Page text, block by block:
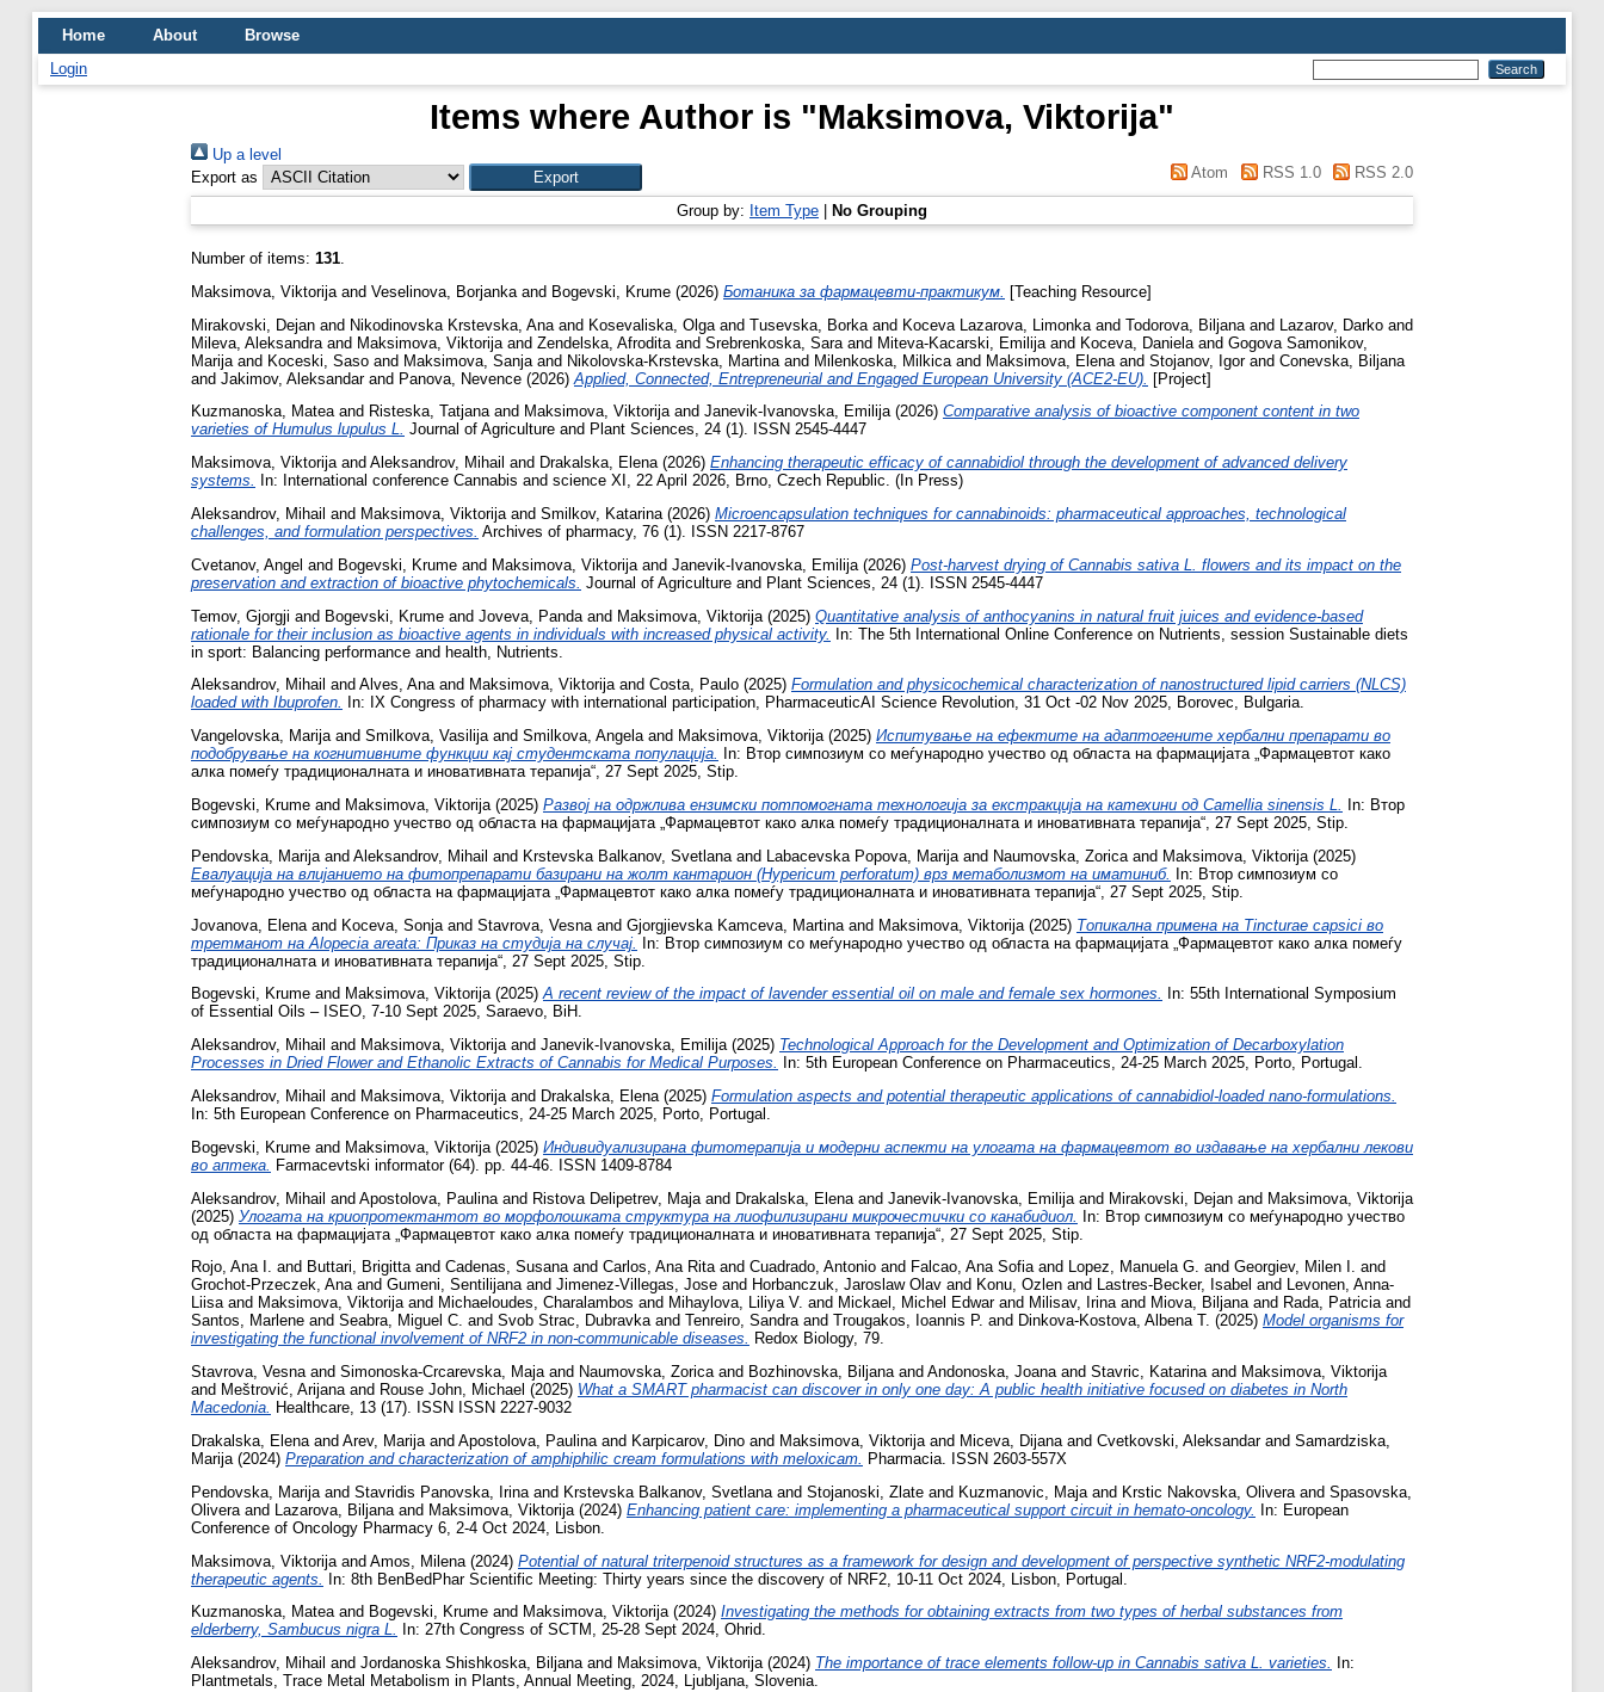
Home About
Browse
Login
Items where Author is "Maksimova, Viktorija"
Up a level
Export as
Atom RSS 1.0 RSS 2.0
Group by: Item Type No Grouping
Number of items: 131.
Maksimova, Viktorija and Veselinova, Borjanka and Bogevski, Krume (2026) Ботаника за фармацевти-практикум.
[Teaching Resource]
Mirakovski, Dejan and Nikodinovska Krstevska, Ana and Kosevaliska, Olga and Tusevska, Borka and Koceva Lazarova, Limonka and Todorova, Biljana and Lazarov, Darko and
Mileva, Aleksandra and Maksimova, Viktorija and Zendelska, Afrodita and Srebrenkoska, Sara and Miteva-Kacarski, Emilija and Koceva, Daniela and Gogova Samonikov,
Marija and Koceski, Saso and Maksimova, Sanja and Nikolovska-Krstevska, Martina and Milenkoska, Milkica and Maksimova, Elena and Stojanov, Igorand Conevska, Biljana
and Jakimov, Aleksandarand Panova, Nevence (2026) Applied, Connected, Entrepreneurial and Engaged European University (ACE2-EU). [Project]
Kuzmanoska, Mateaand Risteska, Tatjanaand Maksimova, Viktorijaand Janevik-Ivanovska, Emilija(2026) Comparative analysis of bioactive component content in two
varieties of Humulus lupulus L. Journal of Agriculture and Plant Sciences, 24 (1). ISSN 2545-4447
Maksimova, Viktorijaand Aleksandrov, Mihail and Drakalska, Elena(2026) Enhancing therapeutic efficacy of cannabidiol through the development of advanced delivery
systems.
In: International conference Cannabis and science XI, 22 April 2026, Brno, Czech Republic. (In Press)
Aleksandrov, Mihail and Maksimova, Viktorija and Smilkov, Katarina (2026) Microencapsulation techniques for cannabinoids: pharmaceutical approaches, technological
challenges, and formulation perspectives. Archives of pharmacy, 76 (1). ISSN 2217-8767
Cvetanov, Angel and Bogevski, Krume and Maksimova, Viktorija and Janevik-Ivanovska, Emilija (2026) Post-harvest drying of Cannabis sativa L. flowers and its impact on the
preservation and extraction of bioactive phytochemicals. Journal of Agriculture and Plant Sciences, 24 (1). ISSN 2545-4447
Temov, Gjorgji and Bogevski, Krume and Joveva, Panda and Maksimova, Viktorija (2025) Quantitative analysis of anthocyanins in natural fruit juices and evidence-based
rationale for their inclusion as bioactive agents in individuals with increased physical activity. In: The 5th International Online Conference on Nutrients, session Sustainable diets
in sport: Balancing performance and health, Nutrients.
Aleksandrov, Mihail and Alves, Anaand Maksimova, Viktorijaand Costa, Paulo (2025) Formulation and physicochemical characterization of nanostructured lipid carriers (NLCS)
loaded with Ibuprofen.
In: IX Congress of pharmacy with international participation, PharmaceuticAI Science Revolution, 31 Oct -02 Nov 2025, Borovec, Bulgaria.
Vangelovska, Marijaand Smilkova, Vasilijaand Smilkova, Angelaand Maksimova, Viktorija(2025) Испитување на ефектите на адаптогените хербални препарати во
подобрување на когнитивните функции кај студентската популација.
In: Втор симпозиум со меѓународно учество од областа на фармацијата „Фармацевтот како
алка помеѓу традиционалната и иновативната терапија“, 27 Sept 2025, Stip.
Bogevski, Krume and Maksimova, Viktorija (2025) Развој на одржлива ензимски потпомогната технологија за екстракција на катехини од Camellia sinensis L.
In: Втор
симпозиум со меѓународно учество од областа на фармацијата „Фармацевтот како алка помеѓу традиционалната и иновативната терапија“, 27 Sept 2025, Stip.
Pendovska, Marija and Aleksandrov, Mihail and Krstevska Balkanov, Svetlana and Labacevska Popova, Marija and Naumovska, Zorica and Maksimova, Viktorija (2025)
Евалуација на влијанието на фитопрепарати базирани на жолт кантарион (Hypericum perforatum) врз метаболизмот на иматиниб.
In: Втор симпозиум со
меѓународно учество од областа на фармацијата „Фармацевтот како алка помеѓу традиционалната и иновативната терапија“, 27 Sept 2025, Stip.
Jovanova, Elena and Koceva, Sonja and Stavrova, Vesna and Gjorgjievska Kamceva, Martina and Maksimova, Viktorija (2025) Топикална примена на Tincturae capsici во
третманот на Alopecia areata: Приказ на студија на случај. In: Втор симпозиум со меѓународно учество од областа на фармацијата „Фармацевтот како алка помеѓу
традиционалната и иновативната терапија“, 27 Sept 2025, Stip.
Bogevski, Krume and Maksimova, Viktorija(2025)A recent review of the impact of lavender essential oil on male and female sex hormonеs.
In: 55th International Symposium
of Essential Oils – ISEO, 7-10 Sept 2025, Saraevo, BiH.
Aleksandrov, Mihail and Maksimova, Viktorijaand Janevik-Ivanovska, Emilija(2025) Technological Approach for the Development and Optimization of Decarboxylation
Processes in Dried Flower and Ethanolic Extracts of Cannabis for Medical Purposes.
In: 5th European Conference on Pharmaceutics, 24-25 March 2025, Porto, Portugal.
Aleksandrov, Mihail and Maksimova, Viktorija and Drakalska, Elena (2025) Formulation aspects and potential therapeutic applications of cannabidiol-loaded nano-formulations.
In: 5th European Conference on Pharmaceutics, 24-25 March 2025, Porto, Portugal.
Bogevski, Krume and Maksimova, Viktorija (2025) Индивидуализирана фитотерапија и модерни аспекти на улогата на фармацевтот во издавање на хербални лекови
во аптека.
Farmacevtski informator (64). pp. 44-46. ISSN 1409-8784
Aleksandrov, Mihail and Apostolova, Paulina and Ristova Delipetrev, Maja and Drakalska, Elena and Janevik-Ivanovska, Emilija and Mirakovski, Dejan and Maksimova, Viktorija
(2025) Улогата на криопротектантот во морфолошката структура на лиофилизирани микрочестички со канабидиол. In: Втор симпозиум со меѓународно учество
од областа на фармацијата „Фармацевтот како алка помеѓу традиционалната и иновативната терапија“, 27 Sept 2025, Stip.
Rojo, Ana I. and Buttari, Brigittaand Cadenas, Susanaand Carlos, Ana Ritaand Cuadrado, Antonio and Falcao, Ana Sofiaand Lopez, Manuela G. and Georgiev, Milen I. and
Grochot-Przeczek, Anaand Gumeni, Sentilijanaand Jimenez-Villegas, Jose and Horbanczuk, Jaroslaw Olav and Konu, Ozlen and Lastres-Becker, Isabel and Levonen, Anna-
Liisaand Maksimova, Viktorijaand Michaeloudes, Charalambos and Mihaylova, Liliya V. and Mickael, Michel Edwarand Milisav, Irinaand Miova, Biljanaand Rada, Patriciaand
Santos, Marlene and Seabra, Miguel C. and Svob Strac, Dubravkaand Tenreiro, Sandraand Trougakos, Ioannis P. and Dinkova-Kostova, Albena T. (2025) Model organisms for
investigating the functional involvement of NRF2 in non-communicable diseases. Redox Biology, 79.
Stavrova, Vesnaand Simonoska-Crcarevska, Majaand Naumovska, Zoricaand Bozhinovska, Biljanaand Andonoska, Joanaand Stavric, Katarinaand Maksimova, Viktorija
and Meštrović, Arijanaand Rouse John, Michael (2025) What a SMART pharmacist can discover in only one day: A public health initiative focused on diabetes in North
Macedonia. Healthcare, 13 (17). ISSN ISSN 2227-9032
Drakalska, Elena and Arev, Marija and Apostolova, Paulina and Karpicarov, Dino and Maksimova, Viktorija and Miceva, Dijana and Cvetkovski, Aleksandarand Samardziska,
Marija (2024) Preparation and characterization of amphiphilic cream formulations with meloxicam.
Pharmacia. ISSN 2603-557X
Pendovska, Marija and Stavridis Panovska, Irina and Krstevska Balkanov, Svetlana and Stojanoski, Zlate and Kuzmanovic, Maja and Krstic Nakovska, Olivera and Spasovska,
Olivera and Lazarova, Biljana and Maksimova, Viktorija (2024) Enhancing patient care: implementing a pharmaceutical support circuit in hemato-oncology. In: European
Conference of Oncology Pharmacy 6, 2-4 Oct 2024, Lisbon.
Maksimova, Viktorija and Amos, Milena (2024) Potential of natural triterpenoid structures as a framework for design and development of perspective synthetic NRF2-modulating
therapeutic agents.
In: 8th BenBedPhar Scientific Meeting: Thirty years since the discovery of NRF2, 10-11 Oct 2024, Lisbon, Portugal.
Kuzmanoska, Mateaand Bogevski, Krume and Maksimova, Viktorija(2024) Investigating the methods for obtaining extracts from two types of herbal substances from
elderberry, Sambucus nigra L.
In: 27th Congress of SCTM, 25-28 Sept 2024, Ohrid.
Aleksandrov, Mihail and Jordanoska Shishkoska, Biljanaand Maksimova, Viktorija(2024) The importance of trace elements follow-up in Cannabis sativa L. varieties.
In:
Plantmetals, Trace Metal Metabolism in Plants, Annual Meeting, 2024, Ljubljana, Slovenia.